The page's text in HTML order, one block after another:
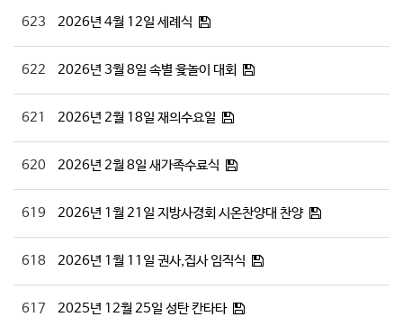
623 2026년 4월 12일 세례식
622 2026년 3월 8일 속별 윷놀이 대회
621 2026년 2월 18일 재의수요일
620 2026년 2월 8일 새가족수료식
619 2026년 1월 21일 지방사경회 시온찬양대 찬양
618 2026년 1월 11일 권사,집사 임직식
617 2025년 12월 25일 성탄 칸타타